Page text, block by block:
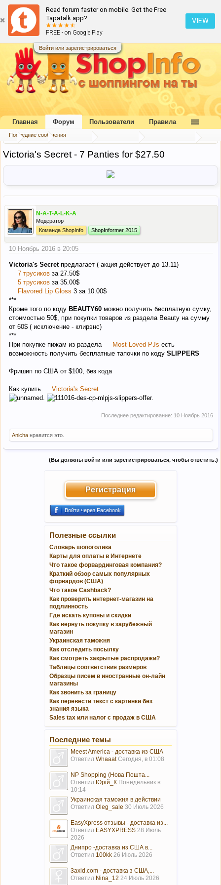
Read forum faster on mobile. Get the Free
Tapatalk app?
FREE - on Google Play
VIEW
Войти или зарегистрироваться
... Форум Наш форум
Victoria's Secret - 7 Panties for $27.50
N-A-T-A-L-K-A
Модератор
Команда ShopInfo
ShopInformer 2015
10 Ноябрь 2016 в 20:05
Victoria's Secret предлагает ( акция действует до 13.11)
7 трусиков за 27.50$
5 трусиков за 35.00$
Flavored Lip Gloss 3 за 10.00$
***
Кроме того по коду BEAUTY60 можно получить бесплатную сумку,
стоимостью 50$, при покупки товаров из раздела Beauty на сумму
от 60$ ( исключение - клирэнс)
***
При покупке пижам из раздела
Most Loved PJs есть
возможность получить бесплатные тапочки по коду SLIPPERS
Фришип по США от $100, без кода
Как купить Victoria's Secret
Последнее редактирование: 10 Ноябрь 2016
Anicha нравится это.
(Вы должны войти или зарегистрироваться, чтобы ответить.)
Регистрация
Войти через Facebook
Полезные ссылки
Словарь шопоголика
Карты для оплаты в Интернете
Что такое форвардинговая компания?
Краткий обзор самых популярных
форвардов (США)
Что такое Cashback?
Как проверить интернет-магазин на
подлинность
Где искать купоны и скидки
Как вернуть покупку в зарубежный
магазин
Украинская таможня
Как отследить посылку
Как смотреть закрытые распродажи?
Таблицы соответствия размеров
Образцы писем в иностранные он-лайн
магазины
Как звонить за границу
Как перевести текст с картинки без
знания языка
Sales tax или налог с продаж в США
Последние темы
Meest America - доставка из США
Ответил Whaaat Сегодня, в 01:08
NP Shopping (Нова Пошта...
Ответил Юрій_К Понедельник в
10:14
Украинская таможня в действии
Ответил Oleg_sale 30 Июль 2026
EasyXpress отзывы - доставка из...
Ответил EASYXPRESS 28 Июль
2026
Днипро -доставка из США в...
Ответил 100kk 26 Июль 2026
3axid.com - доставка з США,...
Ответил Nina_12 24 Июль 2026
Главная Форум
Последние сообщения
Пользователи Правила